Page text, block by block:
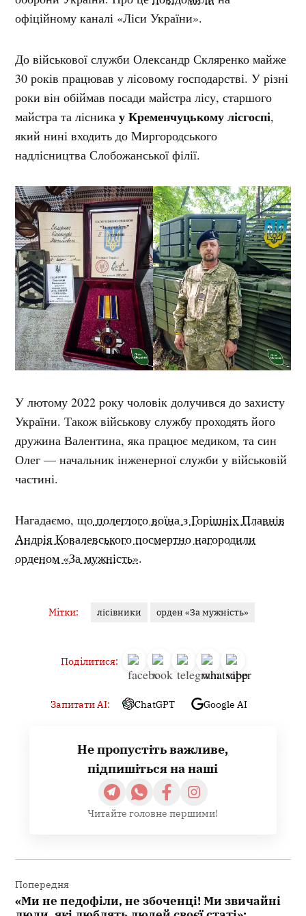
офіційному каналі «Ліси України».
До військової служби Олександр Скляренко майже
30 років працював у лісовому господарстві. У різні
роки він обіймав посади майстра лісу, старшого
майстра та лісникау Кременчуцькому лісгоспі,
який нині входить до Миргородського
надлісництва Слобожанської філії.
У лютому 2022 року чоловік долучився до захисту
України. Також військову службу проходять його
дружина Валентина, яка працює медиком, та син
Олег — начальник інженерної служби у військовій
частині.
Нагадаємо, що полеглого воїна з Горішніх Плавнів
Андрія Ковалевського посмертно нагородили
орденом «За мужність».
Мітки: лісівники орден «За мужність»
Поділитися:
Запитати AI: ChatGPT Google AI
Не пропустіть важливе,
підпишіться на наші
Читайте головне першими!
записів
Попередня
«Ми не педофіли, не збоченці! Ми звичайні